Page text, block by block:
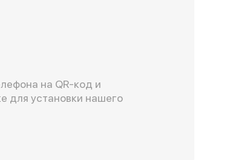
на QR-код и
для установки нашего